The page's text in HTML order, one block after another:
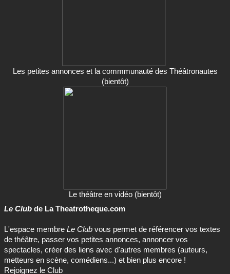
Les petites annonces et la commmunauté des Théâtronautes
(bientôt)
Le théâtre en vidéo (bientôt)
Le Club de La Theatrotheque.com
L'espace membre Le Club vous permet de référencer vos textes
de théâtre, passer vos petites annonces, annoncer vos
spectacles, créer des liens avec d'autres membres (auteurs,
metteurs en scène, comédiens...) et bien plus encore !
Rejoignez le Club